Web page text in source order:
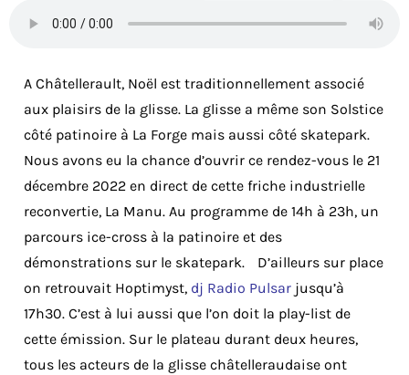
A Châtellerault, Noël est traditionnellement associé
aux plaisirs de la glisse. La glisse a même son Solstice
côté patinoire à La Forge mais aussi côté skatepark.
Nous avons eu la chance d’ouvrir ce rendez-vous le 21
décembre 2022 en direct de cette friche industrielle
reconvertie, La Manu. Au programme de 14h à 23h, un
parcours ice-cross à la patinoire et des
démonstrations sur le skatepark. D’ailleurs sur place
on retrouvait Hoptimyst, dj Radio Pulsar jusqu’à
17h30. C’est à lui aussi que l’on doit la play-list de
cette émission. Sur le plateau durant deux heures,
tous les acteurs de la glisse châtelleraudaise ont